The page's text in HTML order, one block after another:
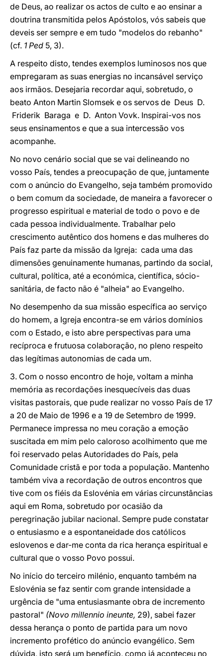
de Deus, ao realizar os actos de culto e ao ensinar a
doutrina transmitida pelos Apóstolos, vós sabeis que
deveis ser sempre e em tudo "modelos do rebanho"
(cf. 1 Ped 5, 3).
A respeito disto, tendes exemplos luminosos nos que
empregaram as suas energias no incansável serviço
aos irmãos. Desejaria recordar aqui, sobretudo, o
beato Anton Martin Slomsek e os servos de Deus D.
Friderik Baraga e D. Anton Vovk. Inspirai-vos nos
seus ensinamentos e que a sua intercessão vos
acompanhe.
No novo cenário social que se vai delineando no
vosso País, tendes a preocupação de que, juntamente
com o anúncio do Evangelho, seja também promovido
o bem comum da sociedade, de maneira a favorecer o
progresso espiritual e material de todo o povo e de
cada pessoa individualmente. Trabalhar pelo
crescimento autêntico dos homens e das mulheres do
País faz parte da missão da Igreja: cada uma das
dimensões genuinamente humanas, partindo da social,
cultural, política, até a económica, científica, sócio-
sanitária, de facto não é "alheia" ao Evangelho.
No desempenho da sua missão específica ao serviço
do homem, a Igreja encontra-se em vários domínios
com o Estado, e isto abre perspectivas para uma
recíproca e frutuosa colaboração, no pleno respeito
das legítimas autonomias de cada um.
3. Com o nosso encontro de hoje, voltam a minha
memória as recordações inesquecíveis das duas
visitas pastorais, que pude realizar no vosso País de 17
a 20 de Maio de 1996 e a 19 de Setembro de 1999.
Permanece impressa no meu coração a emoção
suscitada em mim pelo caloroso acolhimento que me
foi reservado pelas Autoridades do País, pela
Comunidade cristã e por toda a população. Mantenho
também viva a recordação de outros encontros que
tive com os fiéis da Eslovénia em várias circunstâncias
aqui em Roma, sobretudo por ocasião da
peregrinação jubilar nacional. Sempre pude constatar
o entusiasmo e a espontaneidade dos católicos
eslovenos e dar-me conta da rica herança espiritual e
cultural que o vosso Povo possui.
No início do terceiro milénio, enquanto também na
Eslovénia se faz sentir com grande intensidade a
urgência de "uma entusiasmante obra de incremento
pastoral" (Novo millennio ineunte, 29), sabei fazer
dessa herança o ponto de partida para um novo
incremento profético do anúncio evangélico. Sem
dúvida, isto será um benefício, como já aconteceu no